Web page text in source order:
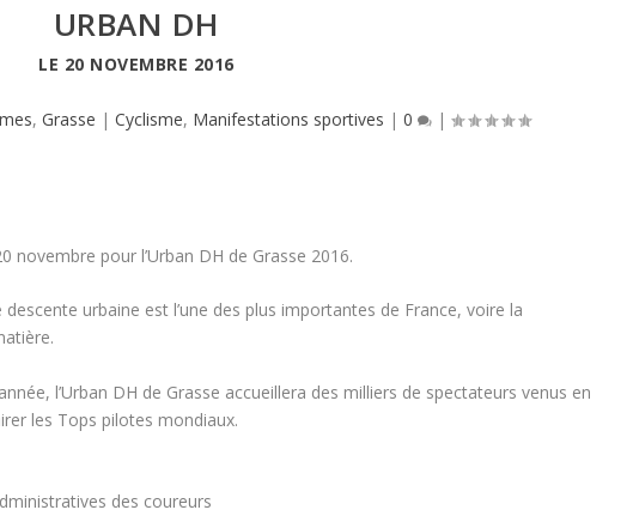
URBAN DH
LE 20 NOVEMBRE 2016
,Grasse |Cyclisme, Manifestations sportives |0 |
novembre pour l’Urban DH de Grasse 2016.
descente urbaine est l’une des plus importantes de France, voire la
l’Urban DH de Grasse accueillera des milliers de spectateurs venus en
les Tops pilotes mondiaux.
des coureurs